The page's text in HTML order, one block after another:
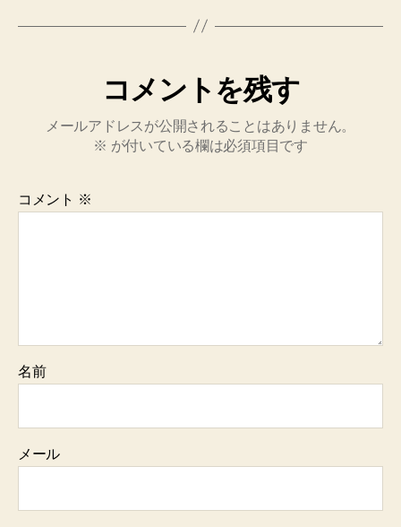
コメントを残す
メールアドレスが公開されることはありません。
※ が付いている欄は必須項目です
コメント ※
名前
メール